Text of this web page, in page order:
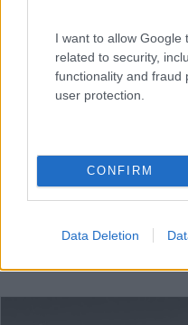
I want to allow Google
related to security,
functionality and fraud
user protection.
CONFIRM
Data Deletion
Passeig Maritim Rafael Casanova